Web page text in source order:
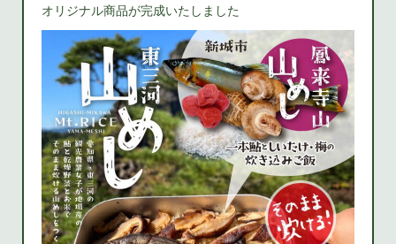
オリジナル商品が完成いたしました